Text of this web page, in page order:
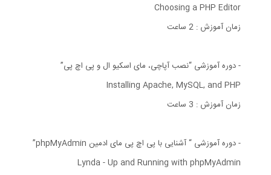
Choosing a PHP Editor
زمان آموزش : 2 ساعت
- دوره آموزشی “نصب آپاچی، مای اسکیو ال و پی اچ پی”
Installing Apache, MySQL, and PHP
زمان آموزش : 3 ساعت
- دوره آموزشی “ آشنایی با پی اچ پی مای ادمین phpMyAdmin”
Lynda - Up and Running with phpMyAdmin